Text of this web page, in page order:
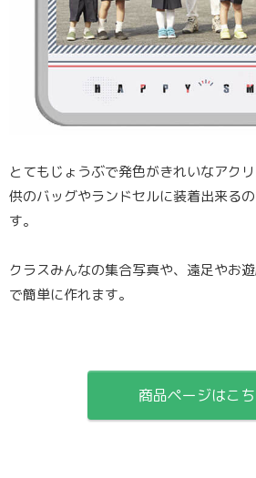
とてもじょうぶで発色がきれいなアク
供のバッグやランドセルに装着出来る
す。
クラスみんなの集合写真や、遠足やお
で簡単に作れます。
商品ページはこ